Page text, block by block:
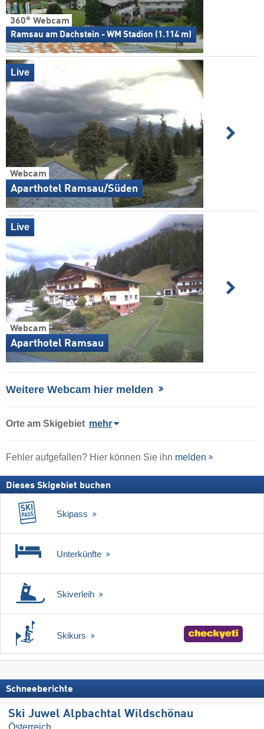
360° Webcam
Ramsau am Dachstein - WM Stadion (1.114 m)
Webcam
Aparthotel Ramsau/Süden
Live
Webcam
Aparthotel Ramsau
Live
Weitere Webcam hier melden
Orte am Skigebiet mehr
Fehler aufgefallen? Hier können Sie ihn melden
Dieses Skigebiet buchen
Skipass
Unterkünfte
Skiverleih
Skikurs
Schneeberichte
Ski Juwel Alpbachtal Wildschönau
Österreich